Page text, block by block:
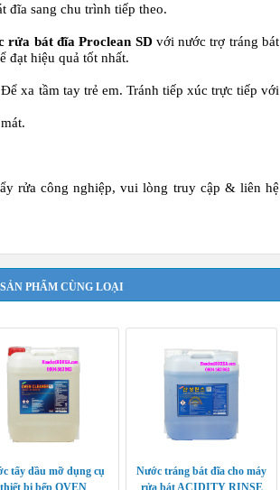
đĩa sang chu trình tiếp theo.
rửa bát đĩa Proclean SD với nước trợ tráng bát
đạt hiệu quả tốt nhất.
xa tầm tay trẻ em. Tránh tiếp xúc trực tiếp với
rửa công nghiệp, vui lòng truy cập & liên hệ
SẢN PHẨM CÙNG LOẠI
tẩy dầu mỡ dụng cụ
thiết bị bếp OVEN
Nước tráng bát đĩa cho máy
rửa bát ACIDITY RINSE